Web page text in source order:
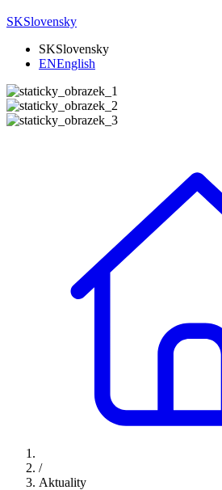
SKSlovensky
SKSlovensky
ENEnglish
/
Aktuality